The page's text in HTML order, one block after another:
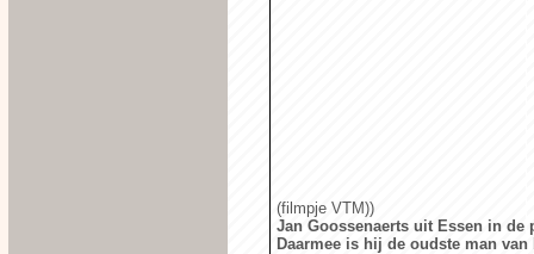
(filmpje VTM))
Jan Goossenaerts uit Essen in
Daarmee is hij de oudste man van